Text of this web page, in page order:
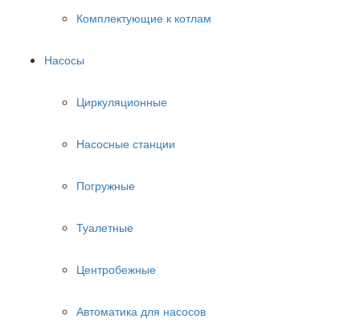
Комплектующие к котлам
Насосы
Циркуляционные
Насосные станции
Погружные
Туалетные
Центробежные
Автоматика для насосов